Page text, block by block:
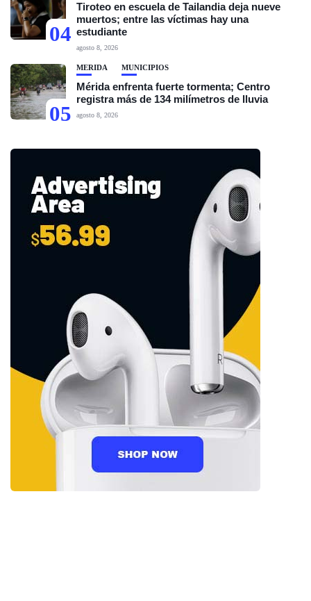
04
Tiroteo en escuela de Tailandia deja nueve
muertos; entre las víctimas hay una
estudiante
agosto 8, 2026
05
MÉRIDA MUNICIPIOS
Mérida enfrenta fuerte tormenta; Centro
registra más de 134 milímetros de lluvia
agosto 8, 2026